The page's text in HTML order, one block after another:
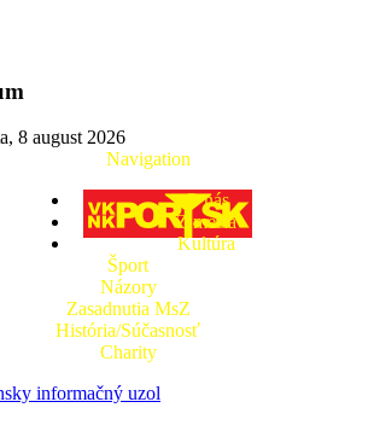
8 august 2026
Navigation
O nás
Z mesta
Kultúra
Šport
Názory
Zasadnutia MsZ
História/Súčasnosť
Charity
informačný uzol